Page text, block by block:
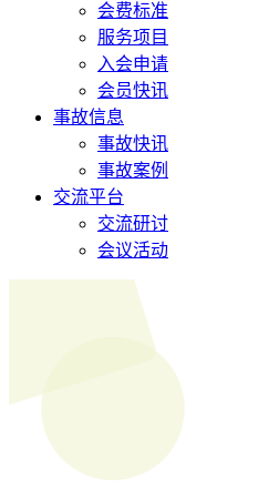
会费标准
服务项目
入会申请
会员快讯
事故信息
事故快讯
事故案例
交流平台
交流研讨
会议活动